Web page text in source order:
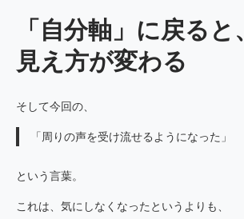
「自分軸」に戻る
見え方が変わる
そして今回の、
「周りの声を受け流せるようになった」
という言葉。
これは、気にしなくなったというよりも、